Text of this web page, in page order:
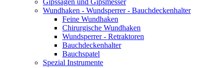
Gipssägen und Gipsmesser
Wundhaken - Wundsperrer - Bauchdeckenhalter
Feine Wundhaken
Chirurgische Wundhaken
Wundsperrer - Retraktoren
Bauchdeckenhalter
Bauchspatel
Spezial Instrumente